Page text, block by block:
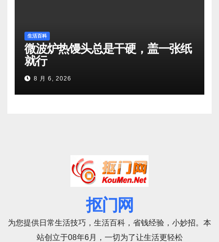
生活百科
微波炉热馒头总是干硬，盖一张纸
就行
8 月 6, 2026
抠门网
为您提供日常生活技巧，生活百科，省钱经验，小妙招。本
站创立于08年6月，一切为了让生活更轻松